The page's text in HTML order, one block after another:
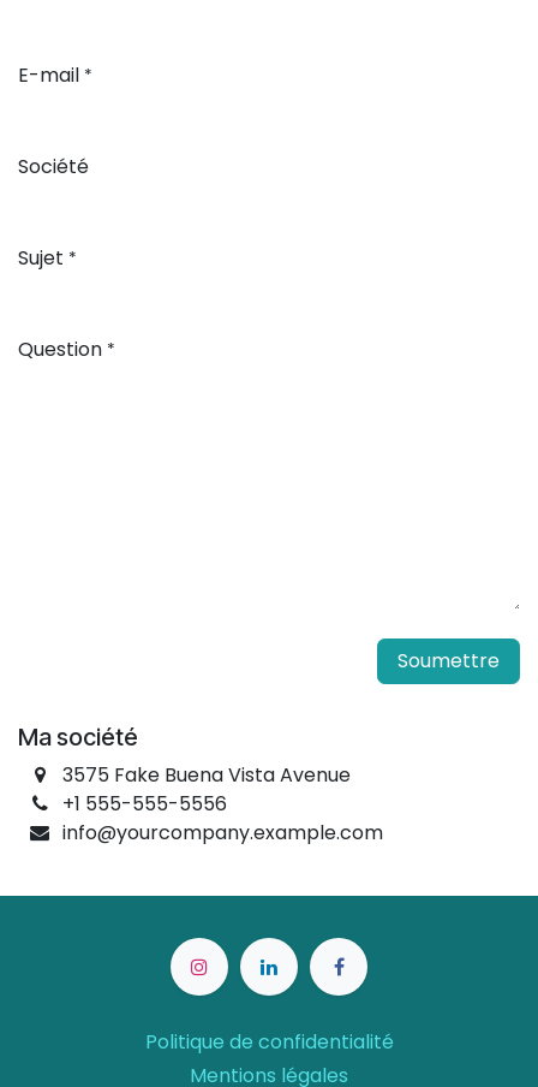
E-mail *
Société
Sujet *
Question *
Soumettre
Ma société
3575 Fake Buena Vista Avenue
+1 555-555-5556
info@yourcompany.example.com
Politique de confidentialité
Mentions légales